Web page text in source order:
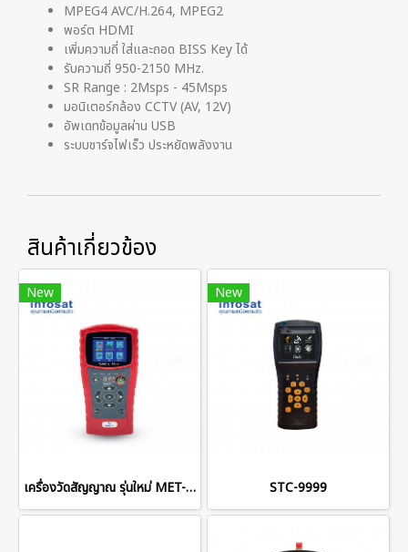
MPEG4 AVC/H.264, MPEG2
พอร์ต HDMI
เพิ่มความถี่ ใส่และถอด BISS Key ได้
รับความถี่ 950-2150 MHz.
SR Range : 2Msps - 45Msps
มอนิเตอร์กล้อง CCTV (AV, 12V)
อัพเดทข้อมูลผ่าน USB
ระบบชาร์จไฟเร็ว ประหยัดพลังงาน
สินค้าเกี่ยวข้อง
New
เครื่องวัดสัญญาณ รุ่นใหม่ MET-S750
New
STC-9999